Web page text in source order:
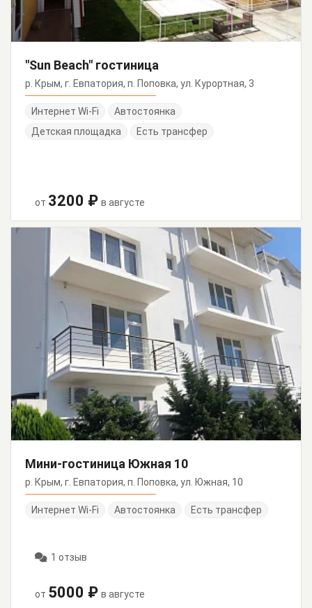
"Sun Beach" гостиница
р. Крым, г. Евпатория, п. Поповка, ул. Курортная, 3
Интернет Wi-Fi
Автостоянка
Детская площадка
Есть трансфер
от 3200 ₽ в августе
Мини-гостиница Южная 10
р. Крым, г. Евпатория, п. Поповка, ул. Южная, 10
Интернет Wi-Fi Автостоянка Есть трансфер
1 отзыв
от 5000 ₽ в августе